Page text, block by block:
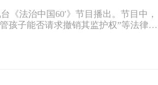
《法治中国60′》节目播出。节目中，
孩子能否请求撤销其监护权”等法律问